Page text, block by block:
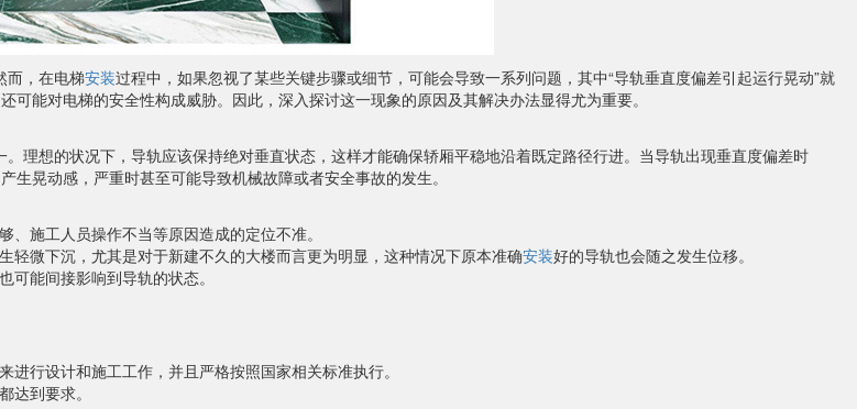
而，在电梯安装过程中，如果忽视了某些关键步骤或细节，可能会导致一系列问题，其中“导轨垂直度偏差引起运行晃动”就
可能对电梯的安全性构成威胁。因此，深入探讨这一现象的原因及其解决办法显得尤为重要。
理想的状况下，导轨应该保持绝对垂直状态，这样才能确保轿厢平稳地沿着既定路径行进。当导轨出现垂直度偏差时
生晃动感，严重时甚至可能导致机械故障或者安全事故的发生。
、施工人员操作不当等原因造成的定位不准。
轻微下沉，尤其是对于新建不久的大楼而言更为明显，这种情况下原本准确安装好的导轨也会随之发生位移。
可能间接影响到导轨的状态。
进行设计和施工工作，并且严格按照国家相关标准执行。
达到要求。